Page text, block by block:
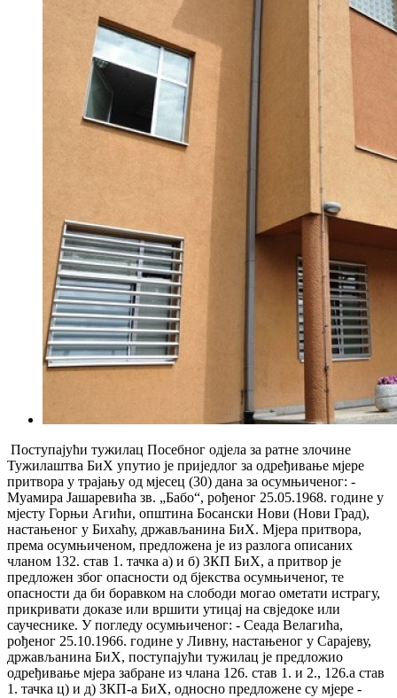
Поступајући тужилац Посебног одјела за ратне злочине
Тужилаштва БиХ упутио је приједлог за одређивање мјере
притвора у трајању од мјесец (30) дана за осумњиченог: -
Муамира Јашаревића зв. „Бабо“, рођеног 25.05.1968. године у
мјесту Горњи Агићи, општина Босански Нови (Нови Град),
настањеног у Бихаћу, држављанина БиХ. Мјера притвора,
према осумњиченом, предложена је из разлога описаних
чланом 132. став 1. тачка а) и б) ЗКП БиХ, а притвор је
предложен због опасности од бјекства осумњиченог, те
опасности да би боравком на слободи могао ометати истрагу,
прикривати доказе или вршити утицај на свједоке или
саучеснике. У погледу осумњиченог: - Сеада Велагића,
рођеног 25.10.1966. године у Ливну, настањеног у Сарајеву,
држављанина БиХ, поступајући тужилац је предложио
одређивање мјера забране из члана 126. став 1. и 2., 126.а став
1. тачка ц) и д) ЗКП-а БиХ, односно предложенe су мјерe -